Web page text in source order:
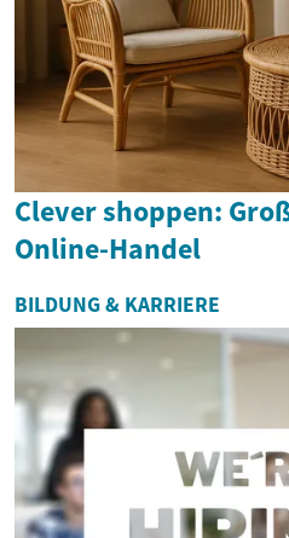
Clever shoppen:
Online-Handel
BILDUNG & KARRIERE